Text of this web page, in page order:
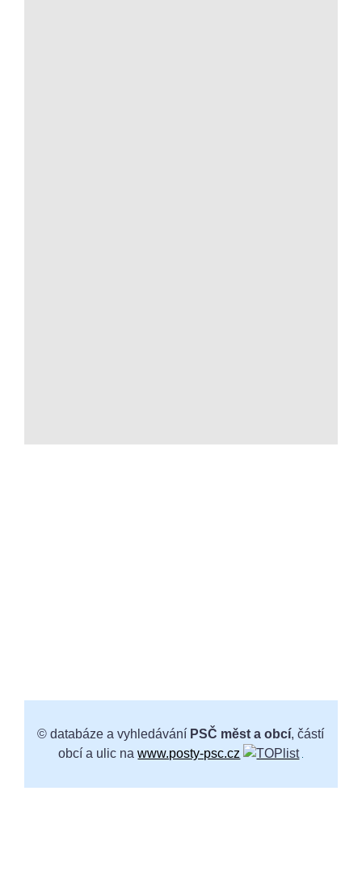
© databáze a vyhledávání PSČ měst a obcí, částí
obcí a ulic nawww.posty-psc.cz